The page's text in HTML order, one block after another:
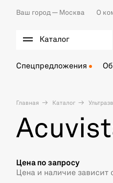
Ваш город — Москва О
Каталог
Спецпредложения
Главная Каталог
Цена по запросу
Цена и наличие зависит